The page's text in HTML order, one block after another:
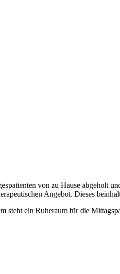
von zu Hause abgeholt
Angebot. Dieses
steht ein Ruheraum für die